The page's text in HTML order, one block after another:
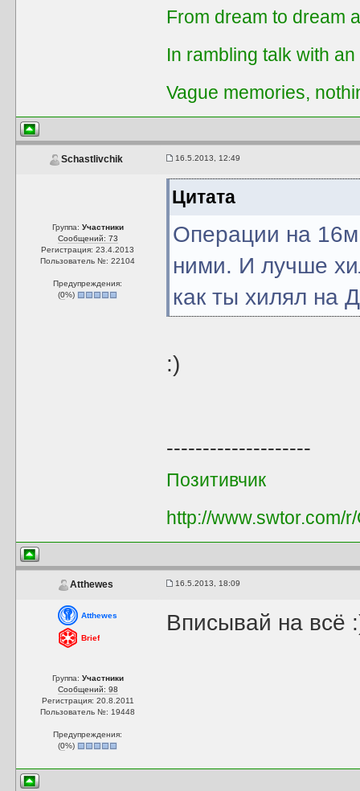
From dream to dream
In rambling talk with
Vague memories,
Schastlivchik 16.5.2013, 12:49
Группа: Участники
Сообщений: 73
Регистрация: 23.4.2013
Пользователь №: 22104
Предупреждения:
(0%)
Цитата
Операции на
ними. И лучше
как ты хилял на
:)
--------------------
Позитивчик
http://www.swtor.com/
Atthewes 16.5.2013, 18:09
Atthewes
Brief
Группа: Участники
Сообщений: 98
Регистрация: 20.8.2011
Пользователь №: 19448
Предупреждения:
(0%)
Вписывай на всё